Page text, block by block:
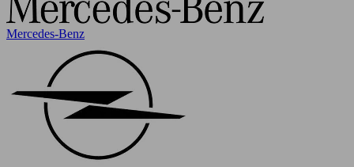
Mercedes-Benz